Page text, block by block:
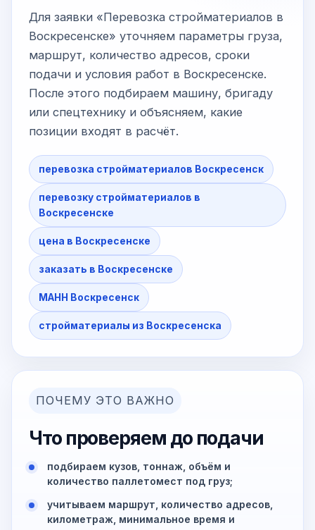
Для заявки «Перевозка стройматериалов в
Воскресенске» уточняем параметры груза,
маршрут, количество адресов, сроки
подачи и условия работ в Воскресенске.
После этого подбираем машину, бригаду
или спецтехнику и объясняем, какие
позиции входят в расчёт.
перевозка стройматериалов Воскресенск
перевозку стройматериалов в
Воскресенске
цена в Воскресенске
заказать в Воскресенске
МАНН Воскресенск
стройматериалы из Воскресенска
ПОЧЕМУ ЭТО ВАЖНО
Что проверяем до подачи
подбираем кузов, тоннаж, объём и
количество паллетомест под груз;
учитываем маршрут, количество адресов,
километраж, минимальное время и